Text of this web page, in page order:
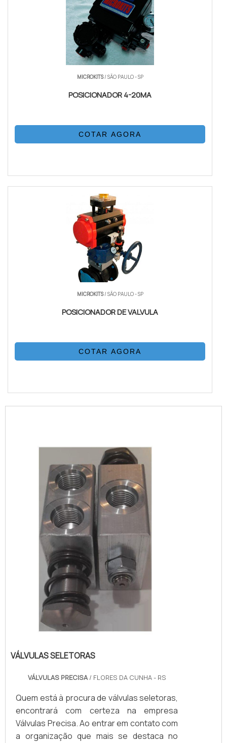
MICROKITS/ SÃO PAULO - SP
POSICIONADOR 4-20MA
COTAR AGORA
MICROKITS/ SÃO PAULO - SP
POSICIONADOR DE VALVULA
COTAR AGORA
VÁLVULAS SELETORAS
VÁLVULAS PRECISA/ FLORES DA CUNHA - RS
Quem está à procura de válvulas seletoras,
encontrará com certeza na empresa
Válvulas Precisa. Ao entrar em contato com
a organização que mais se destaca no